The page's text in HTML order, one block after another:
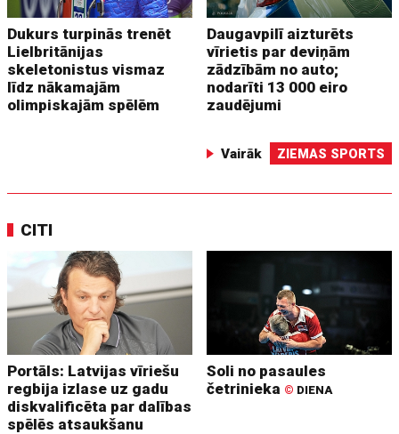
Dukurs turpinās trenēt
Lielbritānijas
skeletonistus vismaz
līdz nākamajām
olimpiskajām spēlēm
Daugavpilī aizturēts
vīrietis par deviņām
zādzībām no auto;
nodarīti 13 000 eiro
zaudējumi
Vairāk ZIEMAS SPORTS
CITI
Portāls: Latvijas vīriešu
regbija izlase uz gadu
diskvalificēta par dalības
spēlēs atsaukšanu
Soli no pasaules
četrinieka © DIENA